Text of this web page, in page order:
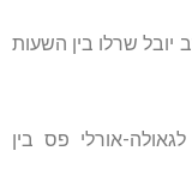
שרלו בין השעות
אורלי פס בין